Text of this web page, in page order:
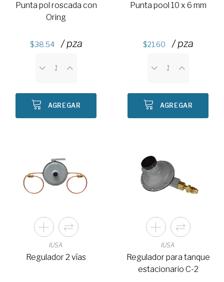
Punta pol roscada con
Oring
38.54 / pza
AGREGAR
Punta pool 10 x 6 mm
21.60 / pza
AGREGAR
IUSA
Regulador 2 vías
IUSA
Regulador para tanque
estacionario C-2